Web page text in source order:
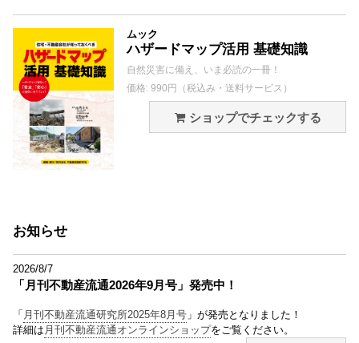
ムック
ハザードマップ活用 基礎知識
自然災害に備え、いま必読の一冊！
価格: 990円（税込み・送料サービス）
ショップでチェックする
お知らせ
2026/8/7
「月刊不動産流通2026年9月号」発売中！
「 月刊不動産流通研究所2025年8月号 」が発売となりました！
詳細は 月刊不動産流通オンラインショップをご覧ください。